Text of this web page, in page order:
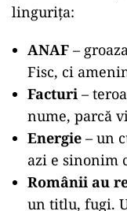
lingurița:
ANAF –
Fisc, ci
Facturi –
nume, parcă
Energie – un
azi e sinonim
Românii au
un titlu, fugi.